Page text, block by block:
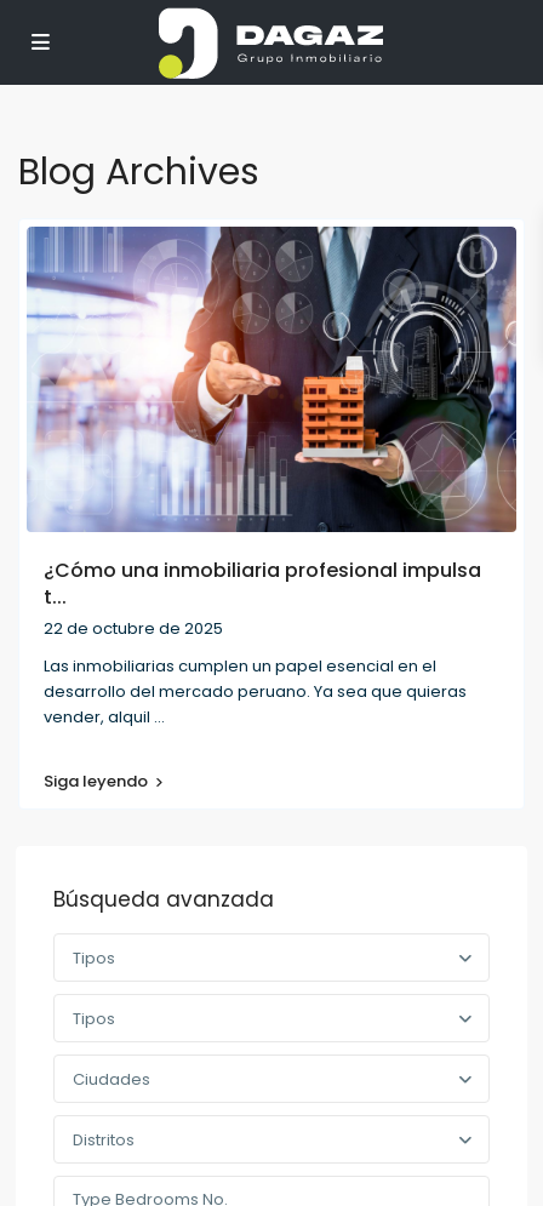
Blog Archives
¿Cómo una inmobiliaria profesional impulsa
t...
22 de octubre de 2025
Las inmobiliarias cumplen un papel esencial en el
desarrollo del mercado peruano. Ya sea que quieras
vender, alquil ...
Siga leyendo
Búsqueda avanzada
Tipos
Tipos
Ciudades
Distritos